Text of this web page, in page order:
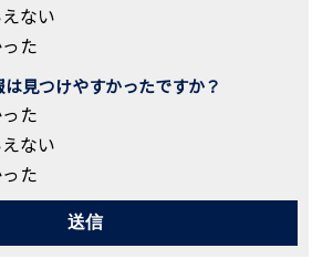
ない
た
見つけやすかったですか？
た
ない
た